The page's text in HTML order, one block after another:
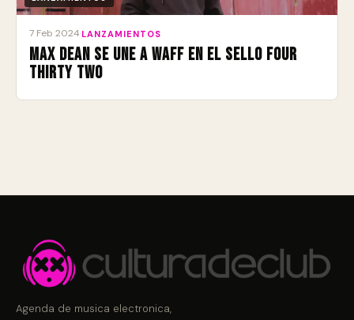
7 Feb 2024 LANZAMIENTOS
Max Dean se une a wAFF en el sello Four
Thirty Two
Agenda de musica electronica,